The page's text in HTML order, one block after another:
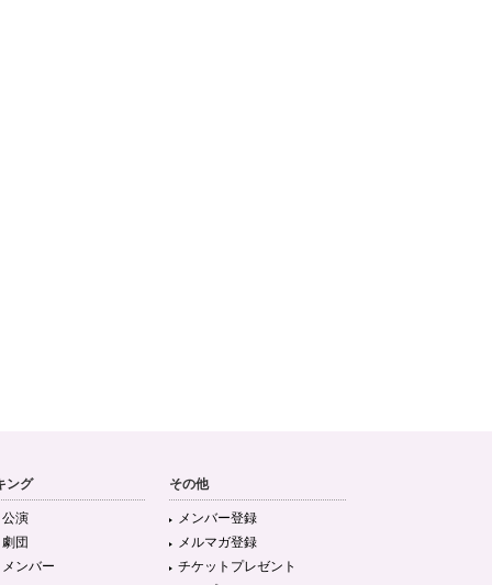
ング
演
団
ンバー
その他
メンバー登録
メルマガ登録
チケットプレゼント